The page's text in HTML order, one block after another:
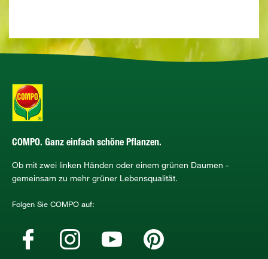
COMPO. Ganz einfach schöne Pflanzen.
Ob mit zwei linken Händen oder einem grünen Daumen -
gemeinsam zu mehr grüner Lebensqualität.
Folgen Sie COMPO auf: